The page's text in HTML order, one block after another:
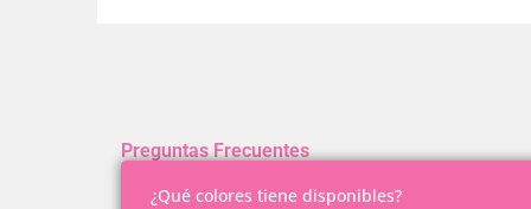
Preguntas Frecuentes
¿Qué colores tiene disponibles?